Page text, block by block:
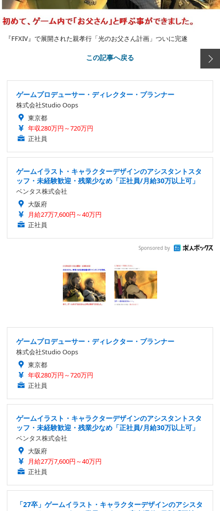
『FFXIV』で展開された親孝行「光のお父さん計画」ついに完遂
この記事へ戻る
ゲームプロデューサー・ディレクター・プランナー
株式会社Studio Oops
東京都
年収280万円～720万円
正社員
ゲームイラスト・キャラクターデザインのアシスタントスタ
ッフ・未経験歓迎・残業少なめ「正社員/月給30万以上可」
ベンタス株式会社
大阪府
月給27万7,600円～40万円
正社員
Sponsored by
ゲームプロデューサー・ディレクター・プランナー
株式会社Studio Oops
東京都
年収280万円～720万円
正社員
ゲームイラスト・キャラクターデザインのアシスタントスタ
ッフ・未経験歓迎・残業少なめ「正社員/月給30万以上可」
ベンタス株式会社
大阪府
月給27万7,600円～40万円
正社員
「27卒」ゲームイラスト・キャラクターデザインのアシスタ